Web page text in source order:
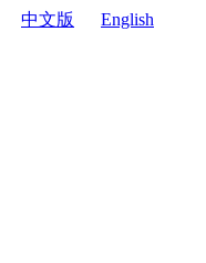
中文版
English